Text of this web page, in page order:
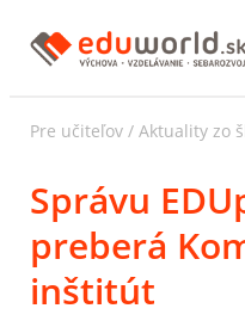
Pre učiteľov / Aktuality zo
Správu
preberá
inštitút